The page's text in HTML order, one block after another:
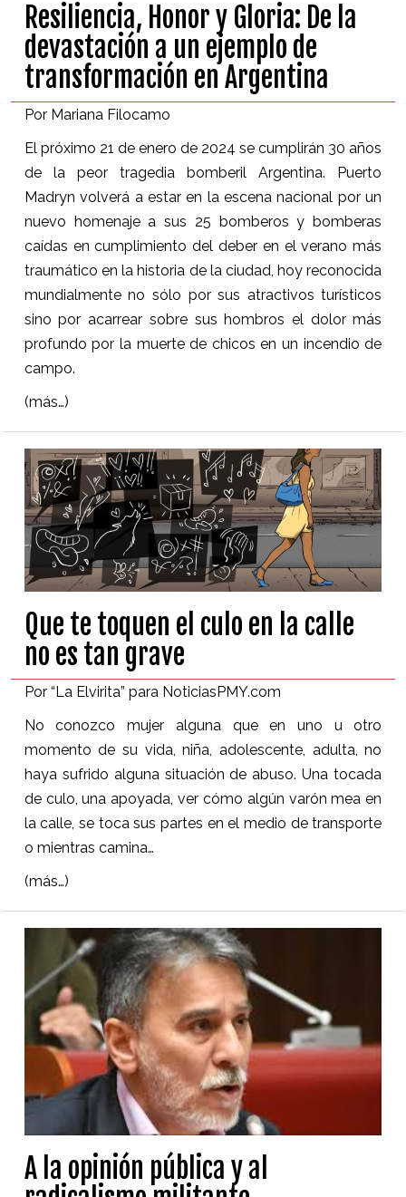
Resiliencia, Honor y Gloria: De la
devastación a un ejemplo de
transformación en Argentina
Por Mariana Filocamo
El próximo 21 de enero de 2024 se cumplirán 30 años
de la peor tragedia bomberil Argentina. Puerto
Madryn volverá a estar en la escena nacional por un
nuevo homenaje a sus 25 bomberos y bomberas
caídas en cumplimiento del deber en el verano más
traumático en la historia de la ciudad, hoy reconocida
mundialmente no sólo por sus atractivos turísticos
sino por acarrear sobre sus hombros el dolor más
profundo por la muerte de chicos en un incendio de
campo.
(más…)
Que te toquen el culo en la calle
no es tan grave
Por “La Elvirita” para NoticiasPMY.com
No conozco mujer alguna que en uno u otro
momento de su vida, niña, adolescente, adulta, no
haya sufrido alguna situación de abuso. Una tocada
de culo, una apoyada, ver cómo algún varón mea en
la calle, se toca sus partes en el medio de transporte
o mientras camina…
(más…)
A la opinión pública y al